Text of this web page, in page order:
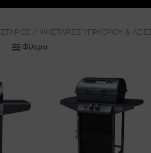
ΨΗΣΤΑΡΙΕΣ ΥΓΡΑΕΡΙΟΥ &
Φίλτρα